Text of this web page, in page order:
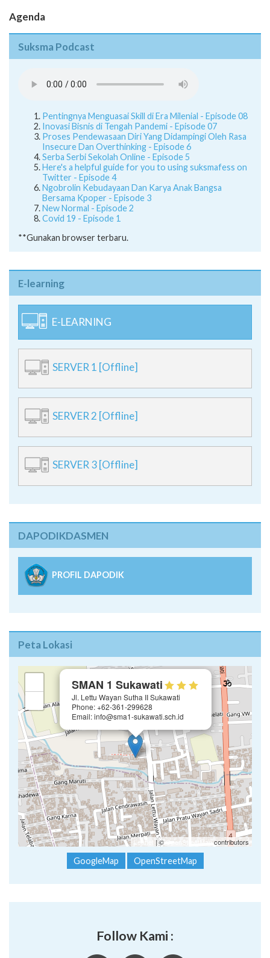
Agenda
Suksma Podcast
Pentingnya Menguasai Skill di Era Milenial - Episode 08
Inovasi Bisnis di Tengah Pandemi - Episode 07
Proses Pendewasaan Diri Yang Didampingi Oleh Rasa
Insecure Dan Overthinking - Episode 6
Serba Serbi Sekolah Online - Episode 5
Here's a helpful guide for you to using suksmafess on
Twitter - Episode 4
Ngobrolin Kebudayaan Dan Karya Anak Bangsa
Bersama Kpoper - Episode 3
New Normal - Episode 2
Covid 19 - Episode 1
**Gunakan browser terbaru.
E-learning
E-LEARNING
SERVER 1 [Offline]
SERVER 2 [Offline]
SERVER 3 [Offline]
DAPODIKDASMEN
PROFIL DAPODIK
Peta Lokasi
SMAN 1 Sukawati
Jl. Lettu Wayan Sutha II Sukawati
Phone: +62-361-299628
Email: info@sma1-sukawati.sch.id
Leaflet | ©OpenStreetMap contributors
GoogleMap OpenStreetMap
Follow Kami :